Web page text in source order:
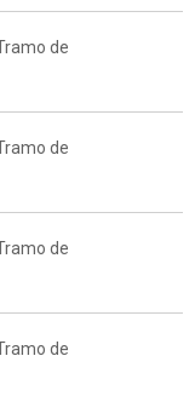
de
de
de
de